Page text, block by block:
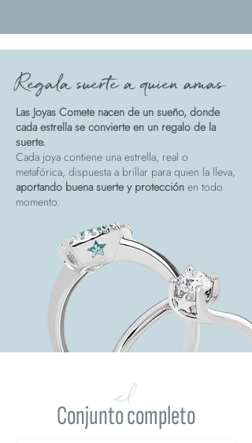
Regala suerte a quien amas
Las Joyas Comete nacen de un sueño, donde
cada estrella se convierte en un regalo de la
suerte.
Cada joya contiene una estrella, real o
metafórica, dispuesta a brillar para quien la lleva,
aportando buena suerte y protección en todo
momento.
Conjunto completo
el